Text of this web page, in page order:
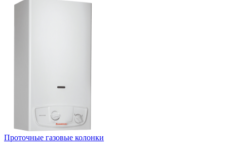
Проточные газовые колонки